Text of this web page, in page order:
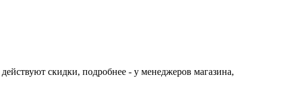
скидки, подробнее - у менеджеров магазина,